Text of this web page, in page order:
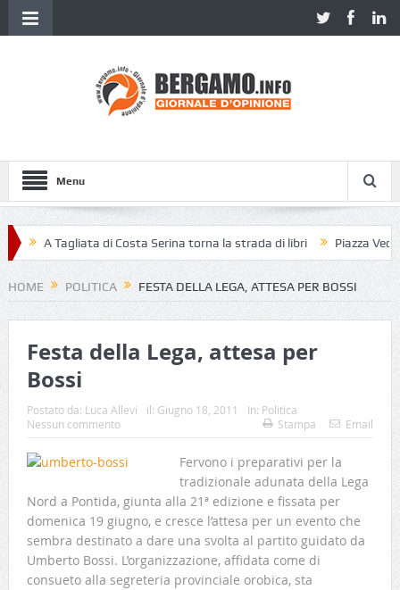
Menu
A Tagliata di Costa Serina torna la strada di libri Piazza
HOME POLITICA FESTA DELLA LEGA, ATTESA PER BOSSI
Festa della Lega, attesa per
Bossi
Postato da: Luca Allevi il: Giugno 18, 2011 In: Politica
Nessun commento
Stampa Email
Fervono i preparativi per la
tradizionale adunata della Lega
Nord a Pontida, giunta alla 21ª edizione e fissata per
domenica 19 giugno, e cresce l’attesa per un evento che
sembra destinato a dare una svolta al partito guidato da
Umberto Bossi. L’organizzazione, affidata come di
consueto alla segreteria provinciale orobica, sta